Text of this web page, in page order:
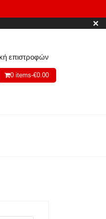
✕
επιστροφών
0 items-€0.00